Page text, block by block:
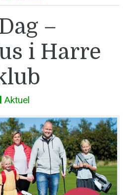
–
i Harre
Aktuel